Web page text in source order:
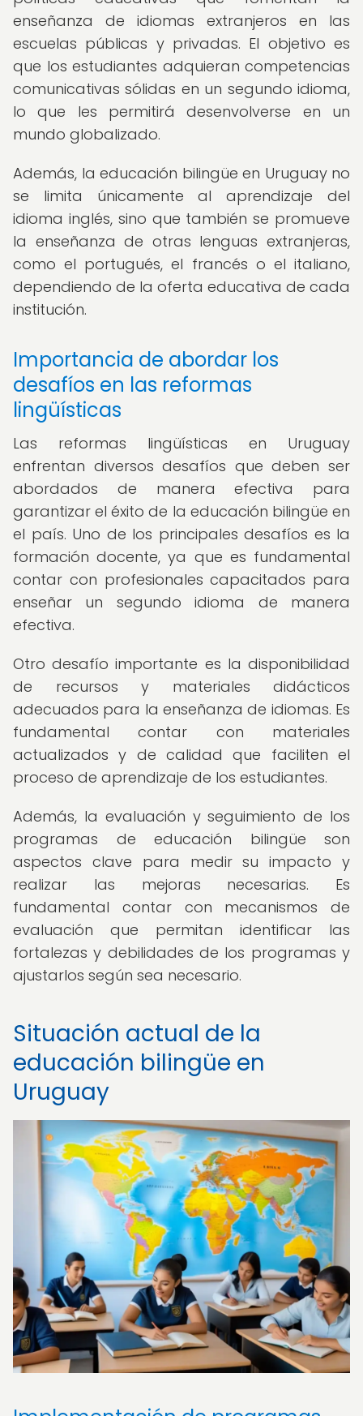
enseñanza de idiomas extranjeros en las
escuelas públicas y privadas. El objetivo es
que los estudiantes adquieran competencias
comunicativas sólidas en un segundo idioma,
lo que les permitirá desenvolverse en un
mundo globalizado.
Además, la educación bilingüe en Uruguay no
se limita únicamente al aprendizaje del
idioma inglés, sino que también se promueve
la enseñanza de otras lenguas extranjeras,
como el portugués, el francés o el italiano,
dependiendo de la oferta educativa de cada
institución.
Importancia de abordar los
desafíos en las reformas
lingüísticas
Las reformas lingüísticas en Uruguay
enfrentan diversos desafíos que deben ser
abordados de manera efectiva para
garantizar el éxito de la educación bilingüe en
el país. Uno de los principales desafíos es la
formación docente, ya que es fundamental
contar con profesionales capacitados para
enseñar un segundo idioma de manera
efectiva.
Otro desafío importante es la disponibilidad
de recursos y materiales didácticos
adecuados para la enseñanza de idiomas. Es
fundamental contar con materiales
actualizados y de calidad que faciliten el
proceso de aprendizaje de los estudiantes.
Además, la evaluación y seguimiento de los
programas de educación bilingüe son
aspectos clave para medir su impacto y
realizar las mejoras necesarias. Es
fundamental contar con mecanismos de
evaluación que permitan identificar las
fortalezas y debilidades de los programas y
ajustarlos según sea necesario.
Situación actual de la
educación bilingüe en
Uruguay